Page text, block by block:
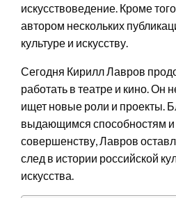
искусствоведение. Кроме
автором нескольких
культуре и искусству.
Сегодня Кирилл Лавров
работать в театре и кино. Он
ищет новые роли и проекты.
выдающимся способностям
совершенству, Лавров
след в истории российской
искусства.